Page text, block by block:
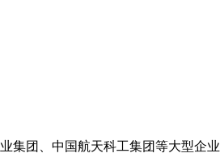
团、中国航天科工集团等大型企业